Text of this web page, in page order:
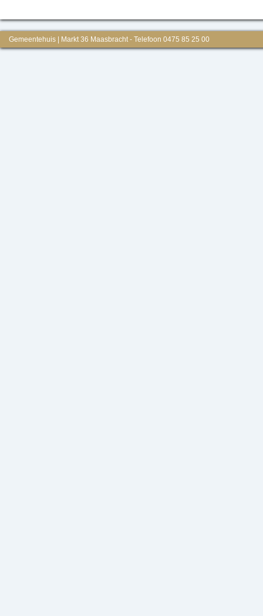
Gemeentehuis | Markt 36 Maasbracht - Telefoon 0475 85 25 00